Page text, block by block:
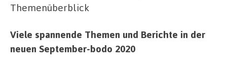
Themenüberblick
Viele spannende Themen und Berichte in der
neuen September-bodo 2020